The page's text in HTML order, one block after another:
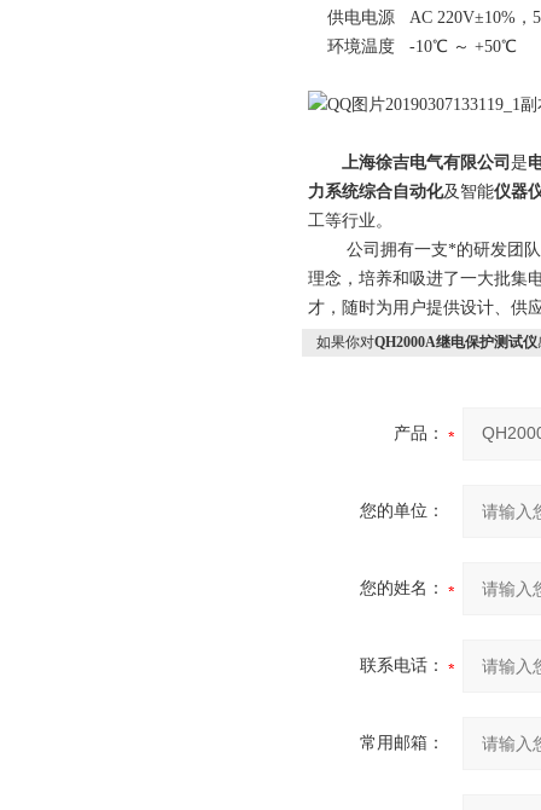
供电电源 AC 220V±10%，
环境温度 -10℃ ～ +50℃
上海徐吉电气有限公司 是
力系统综合自动化及智能仪器
工等行业。
公司拥有一支*的研发团队
理念，培养和吸进了一大批集
才，随时为用户提供设计、供
如果你对QH2000A继电保护测试仪
产品：
您的单位：
您的姓名：
联系电话：
常用邮箱：